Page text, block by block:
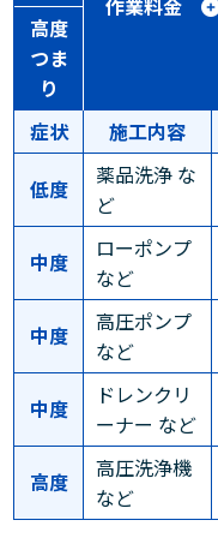
作業料金
高度
つま
り
症状
施工内容
低度
薬品洗浄 な
ど
中度
ローポンプ
など
中度
高圧ポンプ
など
中度
ドレンクリ
ーナー など
高度
高圧洗浄機
など